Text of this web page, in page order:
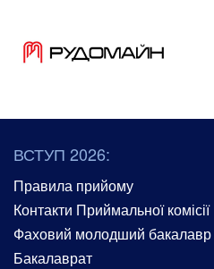
ВСТУП 2026:
Правила прийому
Контакти Приймальної комісії
Фаховий молодший бакалавр
Бакалаврат